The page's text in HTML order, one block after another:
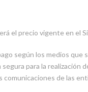
el precio vigente en el
según los medios
para la
de las